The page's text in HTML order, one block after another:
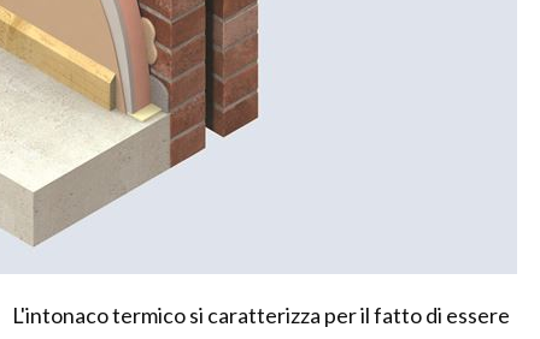
L'intonaco termico si caratterizza per il fatto di essere